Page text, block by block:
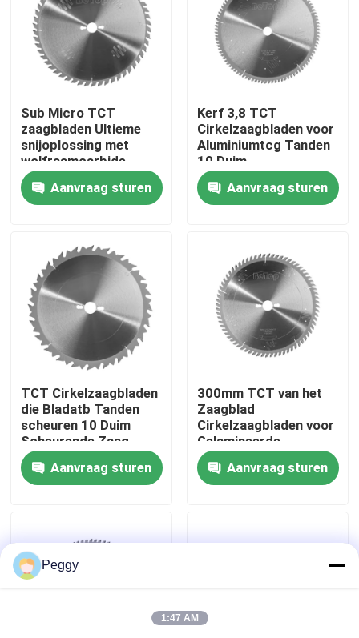
Huis
Ongeveer ons
Fabrieksreis
Kwaliteitscontrole
Contacteer ons
Verzoek om een Citaat
Het Beetje van de profielrouter
Gezamenlijke freesbit
Sub Micro TCT
zaagbladen Ultieme
snijoplossing met
wolfraamcarbide
materiaal en heldere
afwerkingAanvraag sturen
Kerf 3,8 TCT
Cirkelzaagbladen voor
Aluminiumtcg Tanden
10 Duim
Aanvraag sturen
TCT Cirkelzaagbladen
die Bladatb Tanden
scheuren 10 Duim
Scheurende Zaag
Aanvraag sturen
300mm TCT van het
Zaagblad
Cirkelzaagbladen voor
Gelamineerde
Spaanplaat
Dwarsbesnoeiing
Aanvraag sturen
Peggy
1:47 AM